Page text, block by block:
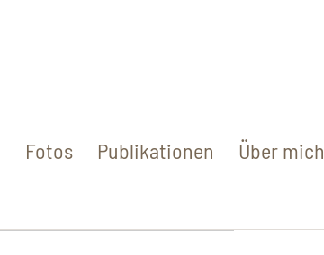
Fotos Publikationen Über mich